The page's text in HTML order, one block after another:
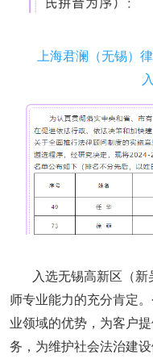
上海君澜（无锡）
入选无锡高新区（
师专业能力的充分肯定
业领域的优势，为客户
务，为维护社会法治建设